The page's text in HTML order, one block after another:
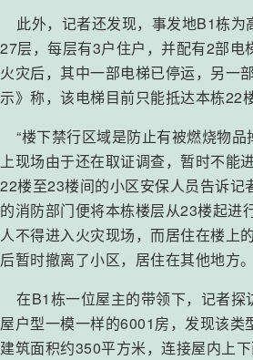
此外，记者还发现，事发地B1栋为
27层，每层有3户住户，并配有2部电
火灾后，其中一部电梯已停运，另一
示》称，该电梯目前只能抵达本栋22楼
“楼下禁行区域是防止有被燃烧物品
上现场由于还在取证调查，暂时不能
22楼至23楼间的小区安保人员告诉记
的消防部门便将本栋楼层从23楼起进
人不得进入火灾现场，而居住在楼上
后暂时撤离了小区，居住在其他地方。
在B1栋一位屋主的带领下，记者探
屋户型一模一样的6001房，发现该类
建筑面积约350平方米，连接屋内上下